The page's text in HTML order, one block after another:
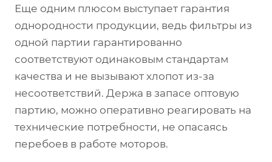
Еще одним плюсом выступает гарантия
однородности продукции, ведь фильтры из
одной партии гарантированно
соответствуют одинаковым стандартам
качества и не вызывают хлопот из-за
несоответствий. Держа в запасе оптовую
партию, можно оперативно реагировать на
технические потребности, не опасаясь
перебоев в работе моторов.